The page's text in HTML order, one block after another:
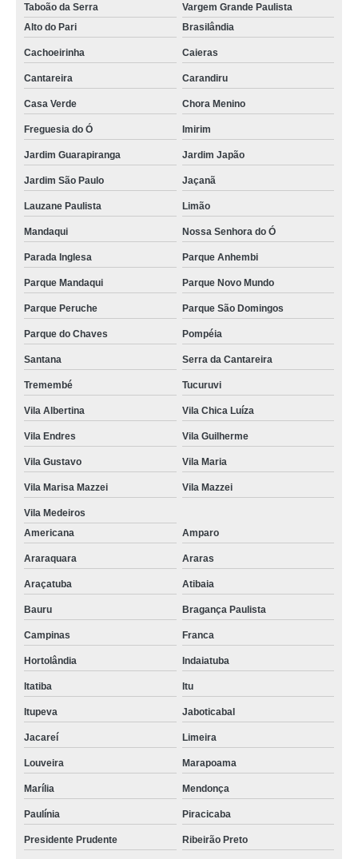
Taboão da Serra
Vargem Grande Paulista
Alto do Pari
Brasilândia
Cachoeirinha Caieras
Cantareira Carandiru
Casa Verde Chora Menino
Freguesia do Ó Imirim
Jardim Guarapiranga Jardim Japão
Jardim São Paulo Jaçanã
Lauzane Paulista Limão
Mandaqui Nossa Senhora do Ó
Parada Inglesa Parque Anhembi
Parque Mandaqui Parque Novo Mundo
Parque Peruche Parque São Domingos
Parque do Chaves Pompéia
Santana Serra da Cantareira
Tremembé Tucuruvi
Vila Albertina Vila Chica Luíza
Vila Endres Vila Guilherme
Vila Gustavo Vila Maria
Vila Marisa Mazzei Vila Mazzei
Vila Medeiros
Americana
Amparo
Araraquara Araras
Araçatuba Atibaia
Bauru Bragança Paulista
Campinas Franca
Hortolândia Indaiatuba
Itatiba Itu
Itupeva Jaboticabal
Jacareí Limeira
Louveira Marapoama
Marília Mendonça
Paulínia Piracicaba
Presidente Prudente Ribeirão Preto